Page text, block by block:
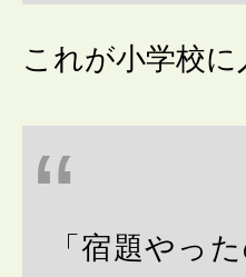
これが小学校
「宿題やっ